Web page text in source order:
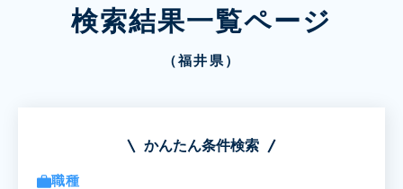
検索結果一覧ページ
（福井県）
かんたん条件検索
職種